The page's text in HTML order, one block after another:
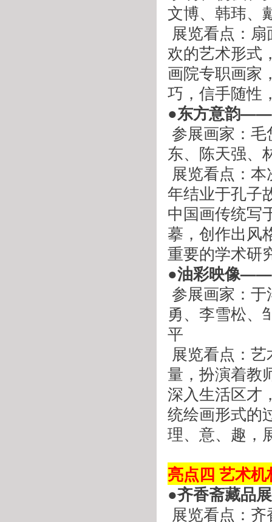
文博、韩玮、
欢的艺术形式
画院专职画家
巧，信手随性
●东方意韵——
东、陈天强、
年结业于孔子
中国画传统写
摹，创作出风
重要的学术研
●油彩映像——
勇、李雪松、
平
量，扮演着教
深入生活区才
统绘画形式的
理、意、趣，
亮点四 艺术
●齐香斋藏品展